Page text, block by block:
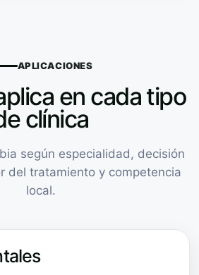
APLICACIONES
en cada tipo
clínica
según especialidad, decisión
del tratamiento y competencia
local.